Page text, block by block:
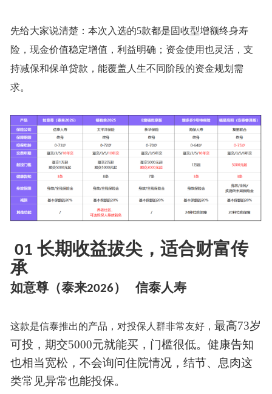
先给大家说清楚：本次入选的5款都是固收型增额终身寿
险，现金价值稳定增值，利益明确；资金使用也灵活，支
持减保和保单贷款，能覆盖人生不同阶段的资金规划需
求。
01 长期收益拔尖，适合财富传
承
如意尊（泰来2026） 信泰人寿
这款是信泰推出的产品，对投保人群非常友好， 最高73岁
可投，期交5000元就能买，门槛很低。 健康告知
也相当宽松，不会询问住院情况，结节、息肉这
类常见异常也能投保。